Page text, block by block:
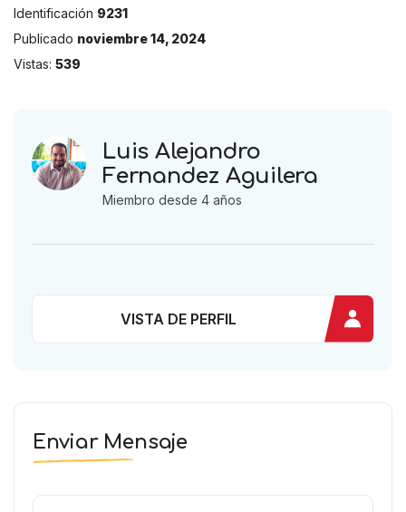
Identificación 9231
Publicado noviembre 14, 2024
Vistas: 539
Luis Alejandro
Fernandez Aguilera
Miembro desde 4 años
VISTA DE PERFIL
Enviar Mensaje